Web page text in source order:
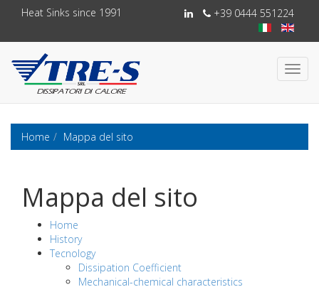
Heat Sinks since 1991 +39 0444 551224
Home Mappa del sito
Mappa del sito
Home
History
Tecnology
Dissipation Coefficient
Mechanical-chemical characteristics